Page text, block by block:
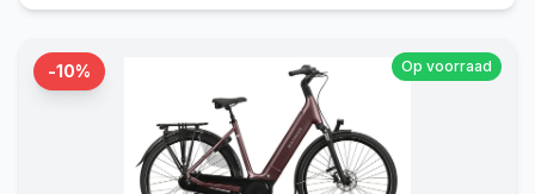
-10% Op voorraad